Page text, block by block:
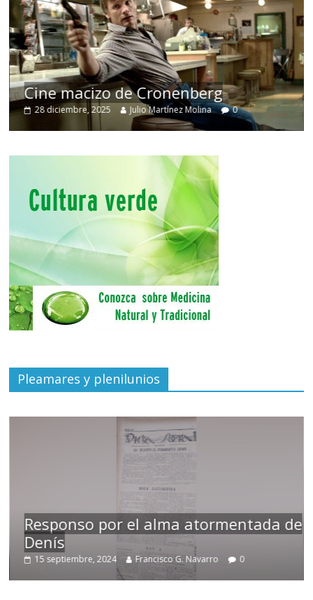
Cine macizo de Cronenberg
28 diciembre, 2025 Julio Martínez Molina 0
Pleamares y plenilunios
Responso por el alma atormentada de
Denís
15 septiembre, 2024 Francisco G. Navarro 0